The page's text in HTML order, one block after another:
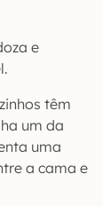
e
têm
um da
uma
a cama e